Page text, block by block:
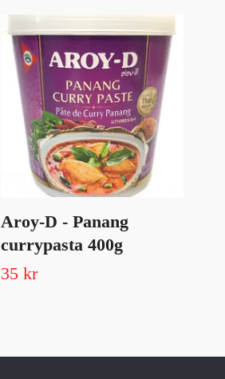
Aroy-D - Panang
currypasta 400g
35 kr